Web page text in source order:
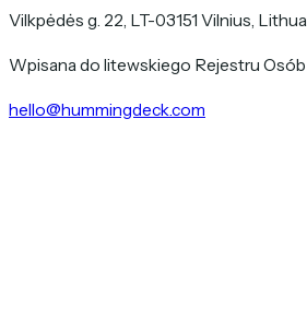
Vilkpėdės g. 22, LT-03151 Vilnius,
Wpisana do litewskiego Rejestru
hello@hummingdeck.com